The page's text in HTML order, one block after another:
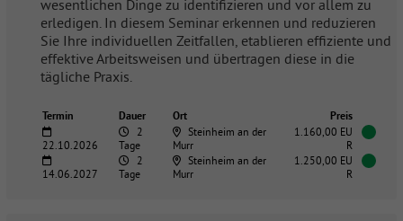
wesentlichen Dinge zu identifizieren und vor allem zu
erledigen. In diesem Seminar erkennen und reduzieren
Sie Ihre individuellen Zeitfallen, etablieren effiziente und
effektive Arbeitsweisen und übertragen diese in die
tägliche Praxis.
Termin Dauer Ort Preis
22.10.2026
2
Tage
Steinheim an der
Murr
1.160,00 EU
R
14.06.2027
2
Tage
Steinheim an der
Murr
1.250,00 EU
R